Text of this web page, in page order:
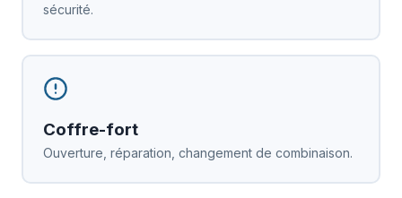
sécurité.
Coffre-fort
Ouverture, réparation, changement de combinaison.